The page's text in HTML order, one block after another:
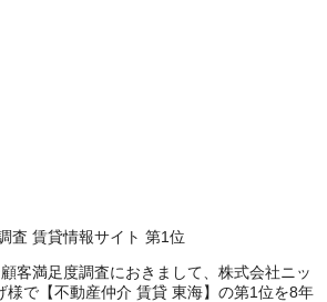
客満足度調査におきまして、株式会社ニッ
様で【不動産仲介 賃貸 東海】の第1位を8年